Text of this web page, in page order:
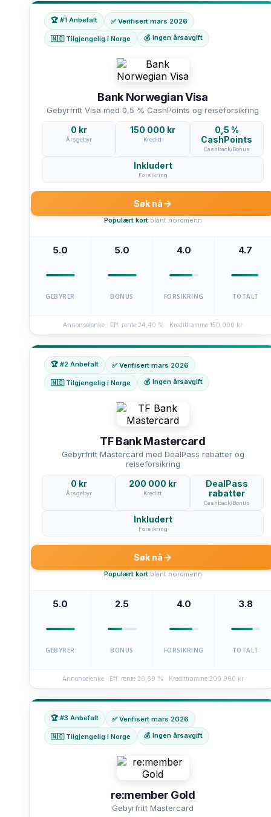
🏆 #1 Anbefalt ✅ Verifisert mars 2026
🇳🇴 Tilgjengelig i Norge 💰 Ingen årsavgift
Bank Norwegian Visa
Gebyrfritt Visa med 0,5 % CashPoints og reiseforsikring
0 kr
Årsgebyr
150 000 kr
Kreditt
0,5 %
CashPoints
Cashback/Bonus
Inkludert
Forsikring
Søk nå
Populært kortblant nordmenn
5.0
GEBYRER
5.0
BONUS
4.0
FORSIKRING
4.7
TOTALT
Annonselenke · Eff. rente 24,40 % · Kredittramme 150 000 kr
🏆 #2 Anbefalt ✅ Verifisert mars 2026
🇳🇴 Tilgjengelig i Norge 💰 Ingen årsavgift
TF Bank Mastercard
Gebyrfritt Mastercard med DealPass rabatter og
reiseforsikring
0 kr
Årsgebyr
200 000 kr
Kreditt
DealPass
rabatter
Cashback/Bonus
Inkludert
Forsikring
Søk nå
Populært kortblant nordmenn
5.0
GEBYRER
2.5
BONUS
4.0
FORSIKRING
3.8
TOTALT
Annonselenke · Eff. rente 26,69 % · Kredittramme 200 000 kr
🏆 #3 Anbefalt ✅ Verifisert mars 2026
🇳🇴 Tilgjengelig i Norge 💰 Ingen årsavgift
re:member Gold
Gebyrfritt Mastercard